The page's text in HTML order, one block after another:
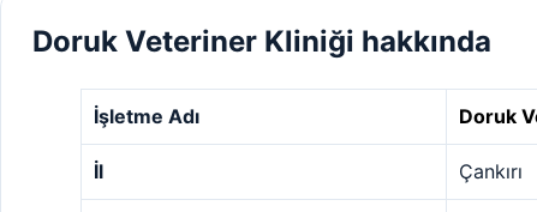
Doruk Veteriner Kliniği hakkında
İşletme Adı Doruk
İl Çankırı